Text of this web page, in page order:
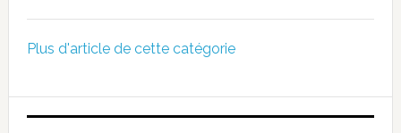
Plus d'article de cette catégorie